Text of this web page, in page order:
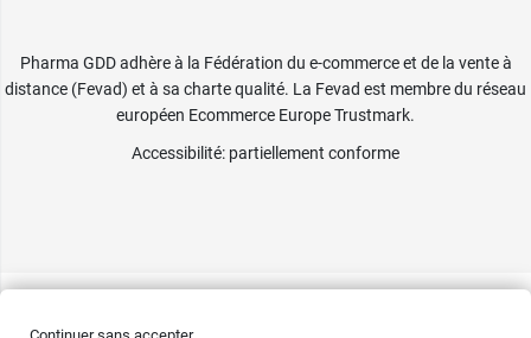
Pharma GDD adhère à la Fédération du e-commerce et de la vente à
distance (Fevad) et à sa charte qualité. La Fevad est membre du réseau
européen Ecommerce Europe Trustmark.
Accessibilité: partiellement conforme